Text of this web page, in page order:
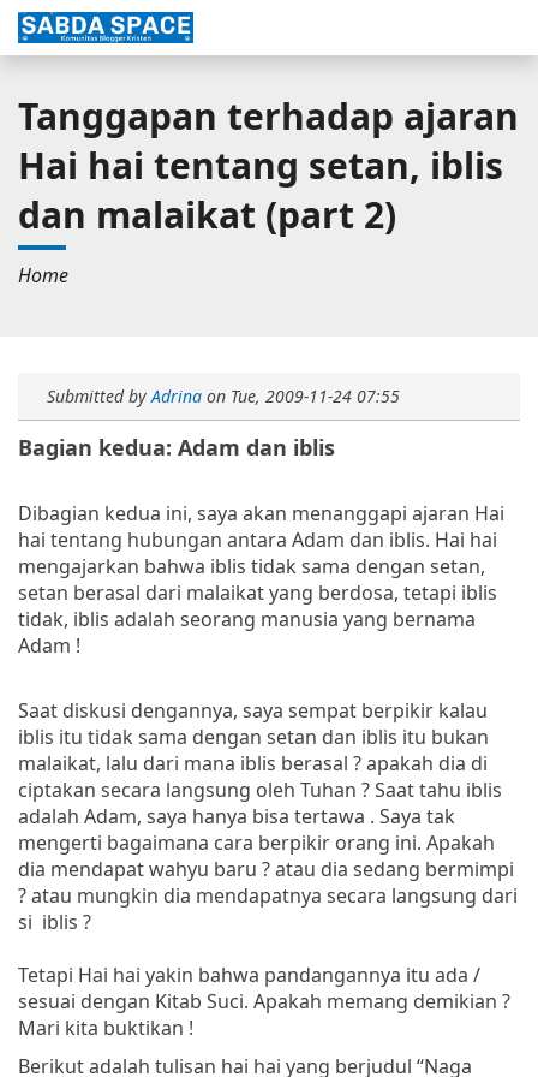
Tanggapan terhadap ajaran
Hai hai tentang setan, iblis
dan malaikat (part 2)
Home
Submitted by Adrina on Tue, 2009-11-24 07:55
Bagian kedua: Adam dan iblis
Dibagian kedua ini, saya akan menanggapi ajaran Hai
hai tentang hubungan antara Adam dan iblis. Hai hai
mengajarkan bahwa iblis tidak sama dengan setan,
setan berasal dari malaikat yang berdosa, tetapi iblis
tidak, iblis adalah seorang manusia yang bernama
Adam !
Saat diskusi dengannya, saya sempat berpikir kalau
iblis itu tidak sama dengan setan dan iblis itu bukan
malaikat, lalu dari mana iblis berasal ? apakah dia di
ciptakan secara langsung oleh Tuhan ? Saat tahu iblis
adalah Adam, saya hanya bisa tertawa . Saya tak
mengerti bagaimana cara berpikir orang ini. Apakah
dia mendapat wahyu baru ? atau dia sedang bermimpi
? atau mungkin dia mendapatnya secara langsung dari
si iblis ?
Tetapi Hai hai yakin bahwa pandangannya itu ada /
sesuai dengan Kitab Suci. Apakah memang demikian ?
Mari kita buktikan !
Berikut adalah tulisan hai hai yang berjudul “Naga